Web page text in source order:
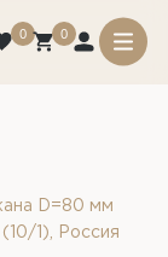
0 0
D=80 мм
1), Россия